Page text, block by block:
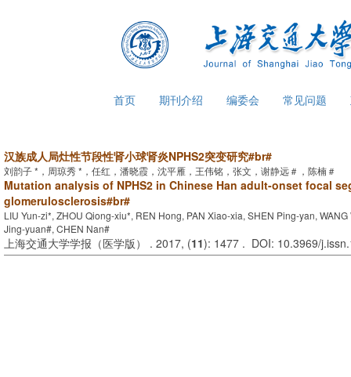
首页 期刊介绍 编委会 常见问题
汉族成人局灶性节段性肾小球肾炎NPHS2突变研究#br#
刘韵子 *，周琼秀 *，任红，潘晓霞，沈平雁，王伟铭，张文，谢静远＃，陈楠＃
Mutation analysis of NPHS2 in Chinese Han adult-onset focal
glomerulosclerosis#br#
LIU Yun-zi*, ZHOU Qiong-xiu*, REN Hong, PAN Xiao-xia, SHEN Ping-yan,
Jing-yuan#, CHEN Nan#
上海交通大学学报（医学版） . 2017, (11): 1477 . DOI: 10.3969/